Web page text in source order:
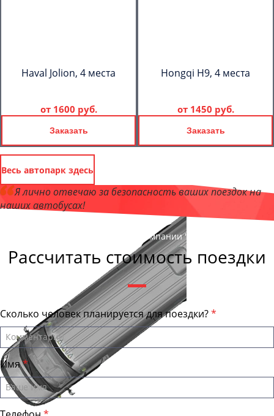
Haval Jolion, 4 места
от 1600 руб.
Заказать
Hongqi H9, 4 места
от 1450 руб.
Заказать
Весь автопарк здесь
Я лично отвечаю за безопасность ваших поездок на
наших автобусах!
, директор компании "ОрёлБас"
Рассчитать стоимость поездки
Сколько человек планируется для поездки?
Имя